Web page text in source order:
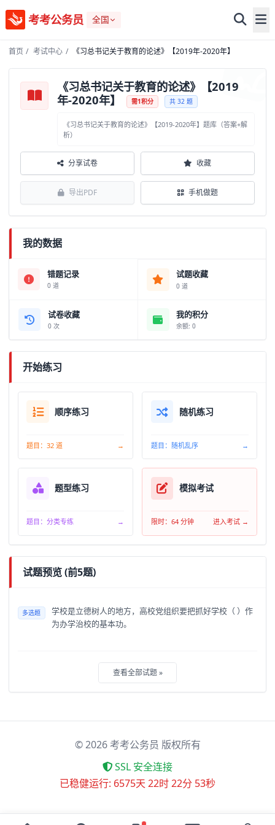
考考公务员 全国
首页 / 考试中心 / 《习总书记关于教育的论述》【2019年-2020年】
《习总书记关于教育的论述》【2019
年-2020年】
需1积分 共 32 题
《习总书记关于教育的论述》【2019-2020年】题库（答案+解
析）
分享试卷 收藏
导出PDF 手机做题
我的数据
错题记录
0 道
试题收藏
0 道
试卷收藏
0 次
我的积分
余额: 0
开始练习
顺序练习
题目：32 道 →
随机练习
题目：随机乱序 →
题型练习
题目：分类专练 →
模拟考试
限时：64 分钟 进入考试 →
试题预览 (前5题)
多选题
学校是立德树人的地方，高校党组织要把抓好学校（ ）作
为办学治校的基本功。
查看全部试题 »
©2026考考公务员 版权所有
SSL 安全连接
已稳健运行: 6575天 22时 22分 53秒